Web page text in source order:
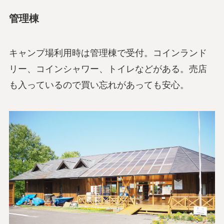
管理棟
キャンプ場利用時は管理棟で受付。コインランド
リー、コインシャワー、トイレなどがある。売店
も入っているので買い忘れがあっても安心。